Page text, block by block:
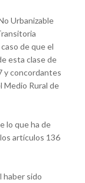
Urbanizable
de que el
esta clase de
y concordantes
Medio Rural de
lo que ha de
artículos 136
haber sido